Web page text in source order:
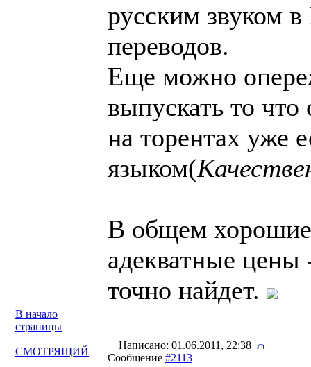
русским звуком
переводов.
Еще можно
выпускать то
на торентах уже
языком(
В общем хорошие
адекватные цены
точно найдет.
В начало
страницы
СМОТРЯЩИЙ
Написано: 01.06.2011, 22:38
Сообщение #2113